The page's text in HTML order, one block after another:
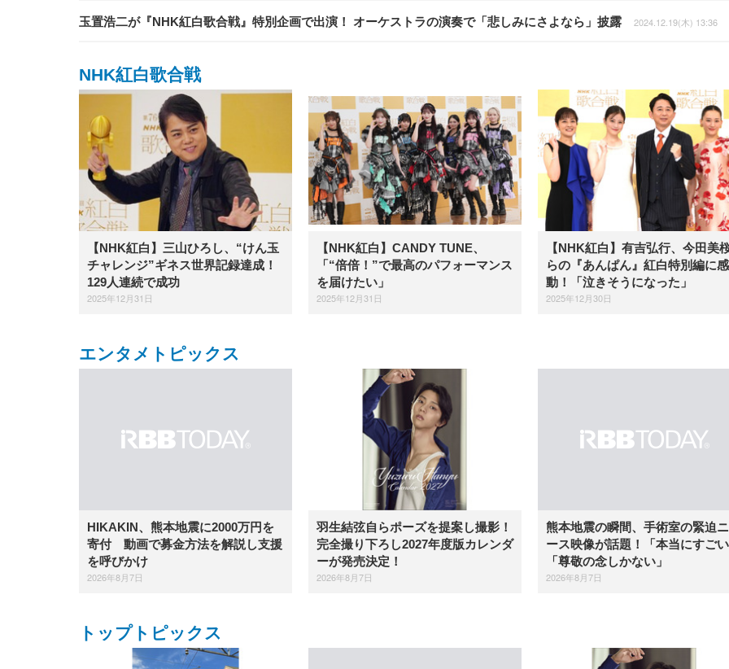
玉置浩二が『NHK紅白歌合戦』特別企画で出演！ オーケストラの演奏で「悲しみにさよなら」披露 2024.12.19(木) 13:36
NHK紅白歌合戦
【NHK紅白】三山ひろし、“けん玉
チャレンジ”ギネス世界記録達成！
129人連続で成功
2025年12月31日
【NHK紅白】CANDY TUNE、
「“倍倍！”で最高のパフォーマンス
を届けたい」
2025年12月31日
【NHK紅白】有吉弘行、今田美
らの『あんぱん』紅白特別編に感
動！「泣きそうになった」
2025年12月30日
エンタメトピックス
HIKAKIN、熊本地震に2000万円を
寄付 動画で募金方法を解説し支援
を呼びかけ
2026年8月7日
羽生結弦自らポーズを提案し撮影！
完全撮り下ろし2027年度版カレンダ
ーが発売決定！
2026年8月7日
熊本地震の瞬間、手術室の緊迫
ース映像が話題！「本当にすご
「尊敬の念しかない」
2026年8月7日
トップトピックス